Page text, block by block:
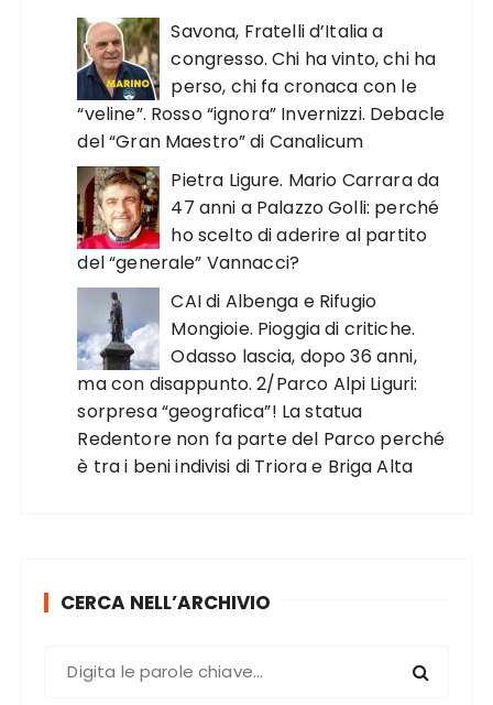
Savona, Fratelli d’Italia a
congresso. Chi ha vinto, chi ha
perso, chi fa cronaca con le
“veline”. Rosso “ignora” Invernizzi. Debacle
del “Gran Maestro” di Canalicum
Pietra Ligure. Mario Carrara da
47 anni a Palazzo Golli: perché
ho scelto di aderire al partito
del “generale” Vannacci?
CAI di Albenga e Rifugio
Mongioie. Pioggia di critiche.
Odasso lascia, dopo 36 anni,
ma con disappunto. 2/Parco Alpi Liguri:
sorpresa “geografica”! La statua
Redentore non fa parte del Parco perché
è tra i beni indivisi di Triora e Briga Alta
CERCA NELL’ARCHIVIO